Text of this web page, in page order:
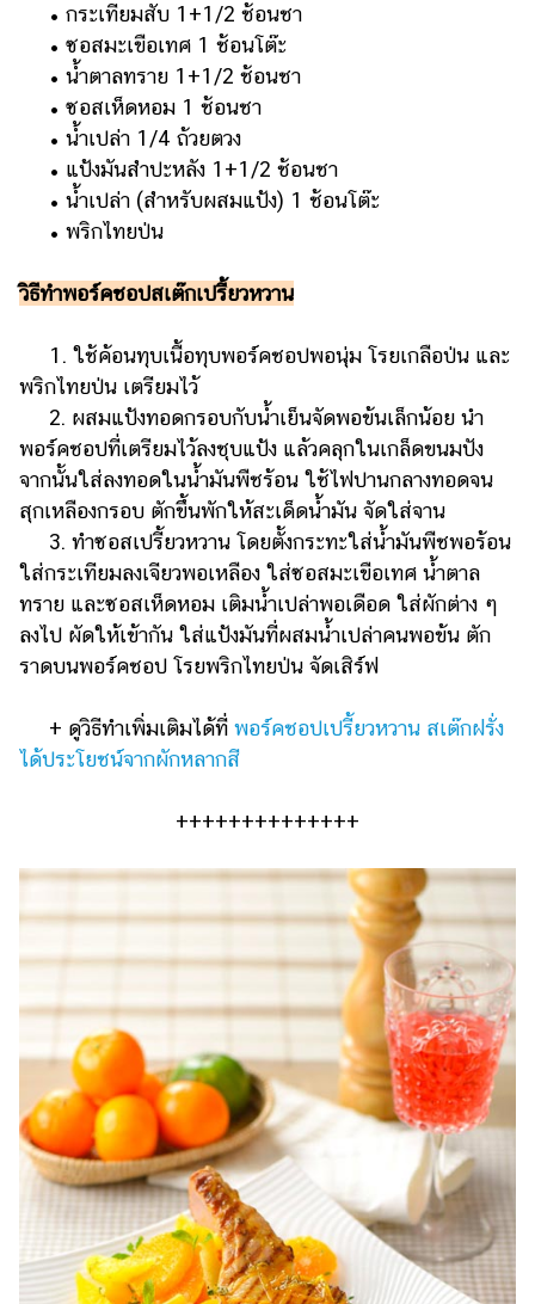
• กระเทียมสับ 1+1/2 ช้อนชา
• ซอสมะเขือเทศ 1 ช้อนโต๊ะ
• น้ำตาลทราย 1+1/2 ช้อนชา
• ซอสเห็ดหอม 1 ช้อนชา
• น้ำเปล่า 1/4 ถ้วยตวง
• แป้งมันสำปะหลัง 1+1/2 ช้อนชา
• น้ำเปล่า (สำหรับผสมแป้ง) 1 ช้อนโต๊ะ
• พริกไทยป่น
วิธีทำพอร์คชอปสเต๊กเปรี้ยวหวาน
1. ใช้ค้อนทุบเนื้อทุบพอร์คชอปพอนุ่ม โรยเกลือป่น และ
พริกไทยป่น เตรียมไว้
2. ผสมแป้งทอดกรอบกับน้ำเย็นจัดพอข้นเล็กน้อย นำ
พอร์คชอปที่เตรียมไว้ลงชุบแป้ง แล้วคลุกในเกล็ดขนมปัง
จากนั้นใส่ลงทอดในน้ำมันพืชร้อน ใช้ไฟปานกลางทอดจน
สุกเหลืองกรอบ ตักขึ้นพักให้สะเด็ดน้ำมัน จัดใส่จาน
3. ทำซอสเปรี้ยวหวาน โดยตั้งกระทะใส่น้ำมันพืชพอร้อน
ใส่กระเทียมลงเจียวพอเหลือง ใส่ซอสมะเขือเทศ น้ำตาล
ทราย และซอสเห็ดหอม เติมน้ำเปล่าพอเดือด ใส่ผักต่าง ๆ
ลงไป ผัดให้เข้ากัน ใส่แป้งมันที่ผสมน้ำเปล่าคนพอข้น ตัก
ราดบนพอร์คชอป โรยพริกไทยป่น จัดเสิร์ฟ
+ ดูวิธีทำเพิ่มเติมได้ที่ พอร์คชอปเปรี้ยวหวาน สเต๊กฝรั่ง
ได้ประโยชน์จากผักหลากสี
++++++++++++++